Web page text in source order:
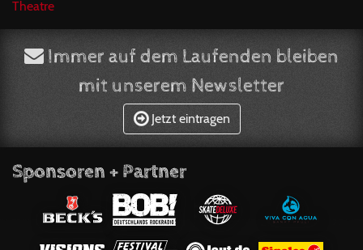
Theatre
Immer auf dem Laufenden bleiben
mit unserem Newsletter
Jetzt eintragen
Sponsoren + Partner